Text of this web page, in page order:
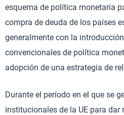
esquema de política monetaria
compra de deuda de los países
generalmente con la
convencionales de política
adopción de una estrategia de
Durante el período en el que se
institucionales de la UE para dar